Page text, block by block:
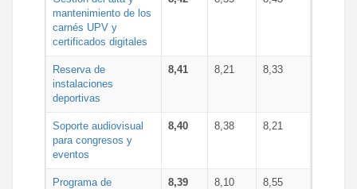
mantenimiento de los
carnés UPV y
certificados digitales
Reserva de
instalaciones
deportivas
8,41 8,21 8,33
Soporte audiovisual
para congresos y
eventos
8,40 8,38 8,21
Programa de
8,39 8,10 8,55